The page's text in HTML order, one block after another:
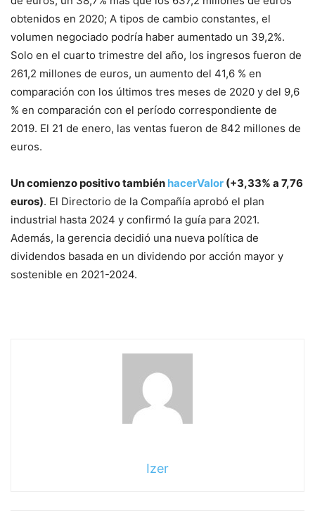
obtenidos en 2020; A tipos de cambio constantes, el
volumen negociado podría haber aumentado un 39,2%.
Solo en el cuarto trimestre del año, los ingresos fueron de
261,2 millones de euros, un aumento del 41,6 % en
comparación con los últimos tres meses de 2020 y del 9,6
% en comparación con el período correspondiente de
2019. El 21 de enero, las ventas fueron de 842 millones de
euros.
Un comienzo positivo también hacerValor (+3,33% a 7,76
euros). El Directorio de la Compañía aprobó el plan
industrial hasta 2024 y confirmó la guía para 2021.
Además, la gerencia decidió una nueva política de
dividendos basada en un dividendo por acción mayor y
sostenible en 2021-2024.
Izer